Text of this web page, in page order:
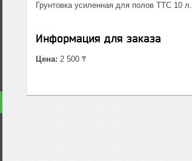
Грунтовка усиленная для полов ТТС 10 л.
Информация для заказа
Цена: 2 500 ₸